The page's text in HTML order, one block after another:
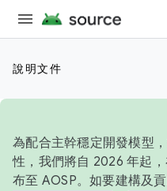
說明文件
為配合主幹穩定開發模型
性，我們將自 2026 年起
布至 AOSP。如要建構及